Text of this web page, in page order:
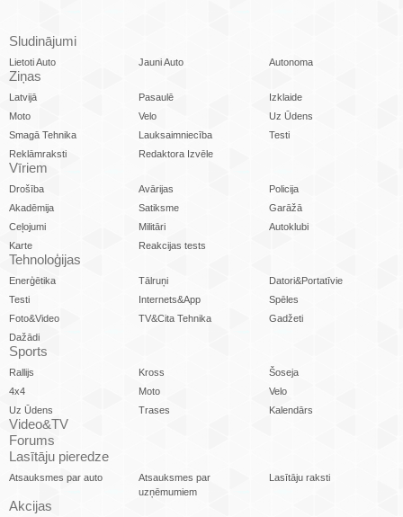
Sludinājumi
Lietoti Auto Jauni Auto Autonoma
Ziņas
Latvijā Pasaulē
Izklaide
Moto
Velo
Uz Ūdens
Smagā Tehnika
Lauksaimniecība
Testi
Reklāmraksti
Redaktora Izvēle
Vīriem
Drošība Avārijas
Policija
Akadēmija
Satiksme
Garāžā
Ceļojumi
Militāri
Autoklubi
Karte
Reakcijas tests
Tehnoloģijas
Enerģētika Tālruņi
Datori&Portatīvie
Testi
Internets&App
Spēles
Foto&Video
TV&Cita Tehnika
Gadžeti
Dažādi
Sports
Rallijs Kross
Šoseja
4x4
Moto
Velo
Uz Ūdens
Trases Kalendārs
Video&TV
Forums
Lasītāju pieredze
Atsauksmes par auto
Atsauksmes par
uzņēmumiem
Lasītāju raksti
Akcijas